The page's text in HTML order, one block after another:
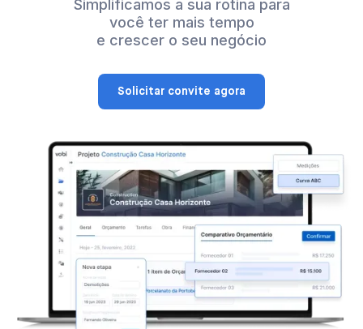
Simplificamos a sua rotina para
você ter mais tempo
e crescer o seu negócio
Solicitar convite agora